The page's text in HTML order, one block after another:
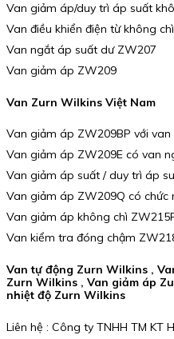
Van giảm áp/duy trì áp suất
Van điều khiển điện từ không
Van ngắt áp suất dư ZW207
Van giảm áp ZW209
Van Zurn Wilkins Việt Nam
Van giảm áp ZW209BP với
Van giảm áp ZW209E có van
Van giảm áp suất / duy trì áp
Van giảm áp ZW209Q có chức
Van giảm áp không chì
Van kiểm tra đóng chậm
Van tự động Zurn Wilkins ,
Zurn Wilkins , Van giảm áp
nhiệt độ Zurn Wilkins
Liên hệ : Công ty TNHH TM KT